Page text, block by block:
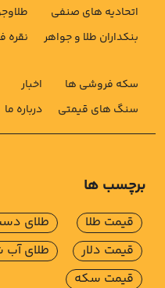
اتحادیه های صنفی
بنکداران طلا و جواهر
نقره
سکه فروشی ها
سنگ های قیمتی
اخبار
درباره ما
برچسب ها
قیمت طلا
قیمت دلار
قیمت سکه
طلای
طلای آب